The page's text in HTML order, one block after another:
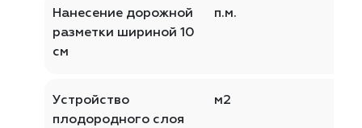
Нанесение дорожной
разметки шириной 10
см
п.м.
Устройство
плодородного слоя
м2